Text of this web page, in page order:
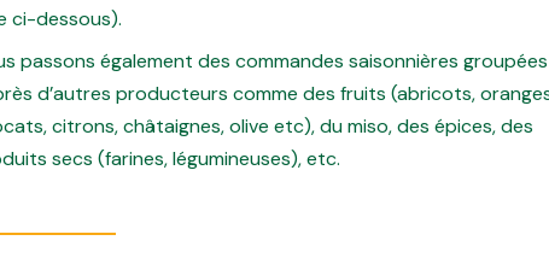
ci-dessous).
passons également des commandes saisonnières groupées
d’autres producteurs comme des fruits (abricots,
citrons, châtaignes, olive etc), du miso, des épices, des
secs (farines, légumineuses), etc.